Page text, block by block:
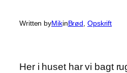
Written byMikinBrød Opskrift
Her i huset har vi bagt